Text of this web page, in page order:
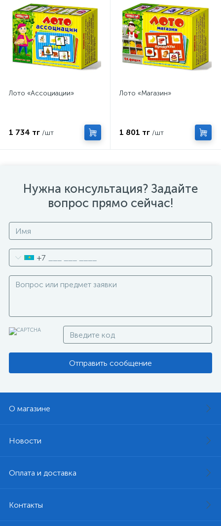
Лото «Ассоциации»
1 734 тг /шт
Лото «Магазин»
1 801 тг /шт
Нужна консультация? Задайте
вопрос прямо сейчас!
+7
Отправить сообщение
О магазине
Новости
Оплата и доставка
Контакты